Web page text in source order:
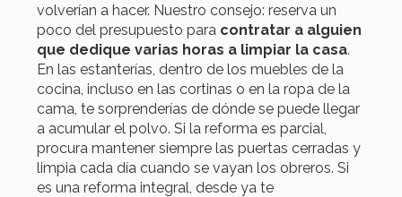
volverían a hacer. Nuestro consejo: reserva un
poco del presupuesto para contratar a alguien
que dedique varias horas a limpiar la casa.
En las estanterías, dentro de los muebles de la
cocina, incluso en las cortinas o en la ropa de la
cama, te sorprenderías de dónde se puede llegar
a acumular el polvo. Si la reforma es parcial,
procura mantener siempre las puertas cerradas y
limpia cada día cuando se vayan los obreros. Si
es una reforma integral, desde ya te